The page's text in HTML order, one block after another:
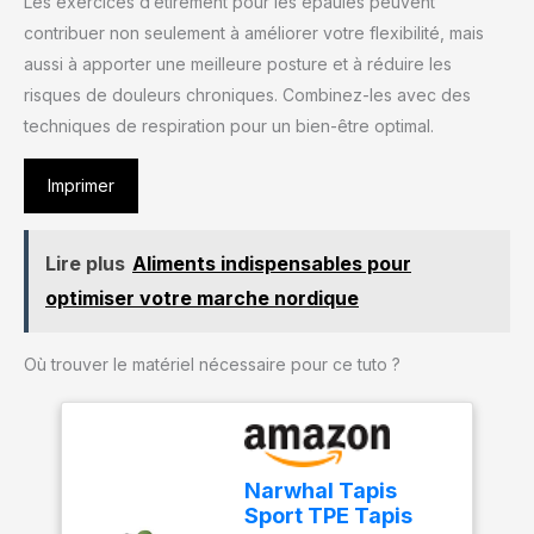
contribuer non seulement à améliorer votre flexibilité, mais
aussi à apporter une meilleure posture et à réduire les
risques de douleurs chroniques. Combinez-les avec des
techniques de respiration pour un bien-être optimal.
Imprimer
Lire plus Aliments indispensables pour
optimiser votre marche nordique
Où trouver le matériel nécessaire pour ce tuto ?
Narwhal Tapis
Sport TPE Tapis